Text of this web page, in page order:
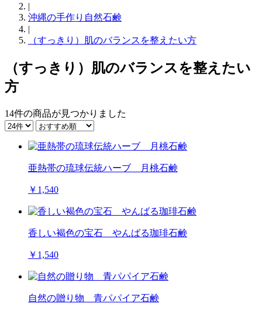
|
沖縄の手作り自然石鹸
|
（すっきり）肌のバランスを整えたい方
（すっきり）肌のバランスを整えたい
方
14件の商品が見つかりました
亜熱帯の琉球伝統ハーブ 月桃石鹸
￥1,540
香しい褐色の宝石 やんばる珈琲石鹸
￥1,540
自然の贈り物 青パパイア石鹸